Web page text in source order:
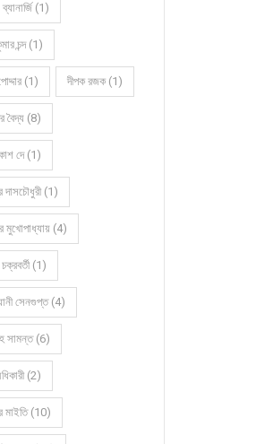
(1)
চন্দ (1)
(1) দীপক রজক (1)
বৈদ্য (8)
দে (1)
দাসচৌধুরী (1)
মুখোপাধ্যায় (4)
(1)
সেনগুপ্ত (4)
সামন্ত (6)
(2)
মাইতি (10)